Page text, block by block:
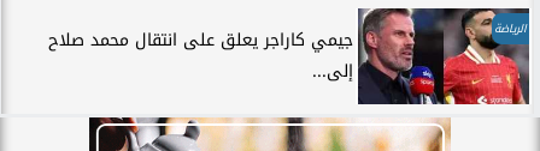
الرياضة
جيمي كاراجر يعلق على انتقال محمد صلاح
إلى...